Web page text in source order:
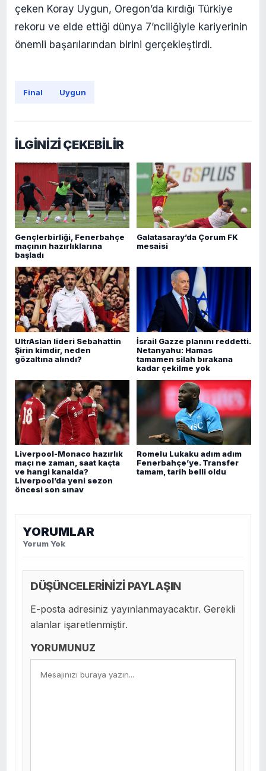
çeken Koray Uygun, Oregon’da kırdığı Türkiye
rekoru ve elde ettiği dünya 7’nciliğiyle kariyerinin
önemli başarılarından birini gerçekleştirdi.
Final Uygun
İLGİNİZİ ÇEKEBİLİR
Gençlerbirliği, Fenerbahçe
maçının hazırlıklarına
başladı
Galatasaray’da Çorum FK
mesaisi
UltrAslan lideri Sebahattin
Şirin kimdir, neden
gözaltına alındı?
İsrail Gazze planını reddetti.
Netanyahu: Hamas
tamamen silah bırakana
kadar çekilme yok
Liverpool-Monaco hazırlık
maçı ne zaman, saat kaçta
ve hangi kanalda?
Liverpool’da yeni sezon
öncesi son sınav
Romelu Lukaku adım adım
Fenerbahçe’ye. Transfer
tamam, tarih belli oldu
YORUMLAR
Yorum Yok
DÜŞÜNCELERİNİZİ PAYLAŞIN
E-posta adresiniz yayınlanmayacaktır. Gerekli
alanlar işaretlenmiştir.
YORUMUNUZ